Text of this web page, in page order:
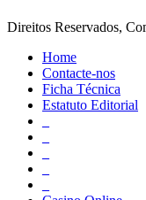
Direitos Reservados,
Home
Contacte-nos
Ficha Técnica
Estatuto Editorial